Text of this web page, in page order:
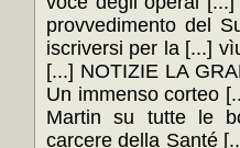
provvedimento del
iscriversi per la [...]
[...] NOTIZIE LA
Un immenso corteo
Martin su tutte le
carcere della Santé